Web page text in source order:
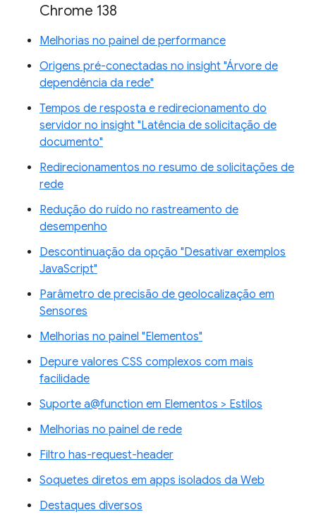
Chrome 138
Melhorias no painel de performance
Origens pré-conectadas no insight "Árvore de
dependência da rede"
Tempos de resposta e redirecionamento do
servidor no insight "Latência de solicitação de
documento"
Redirecionamentos no resumo de solicitações de
rede
Redução do ruído no rastreamento de
desempenho
Descontinuação da opção "Desativar exemplos
JavaScript"
Parâmetro de precisão de geolocalização em
Sensores
Melhorias no painel "Elementos"
Depure valores CSS complexos com mais
facilidade
Suporte a@function em Elementos > Estilos
Melhorias no painel de rede
Filtro has-request-header
Soquetes diretos em apps isolados da Web
Destaques diversos